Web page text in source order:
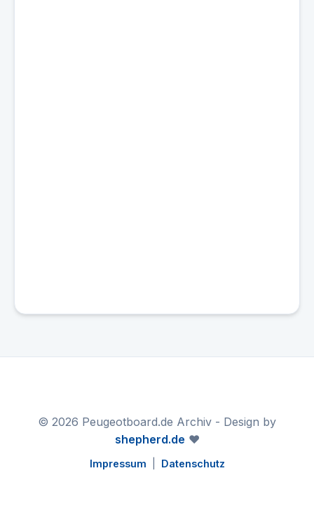
© 2026 Peugeotboard.de Archiv - Design by
shepherd.de ❤️
Impressum Datenschutz